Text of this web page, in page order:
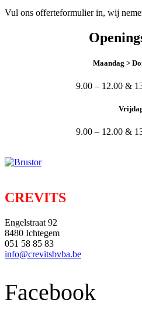
Vul ons offerteformulier in, wij
Maandag >
9.00 – 12.00 &
9.00 – 12.00 &
CREVITS
Engelstraat 92
8480 Ichtegem
051 58 85 83
info@crevitsbvba.be
Facebook